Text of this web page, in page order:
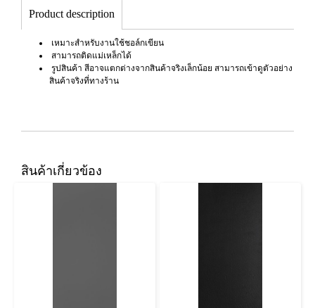
Product description
เหมาะสำหรับงานใช้ชอล์กเขียน
สามารถติดแม่เหล็กได้
รูปสินค้า สีอาจแตกต่างจากสินค้าจริงเล็กน้อย สามารถเข้าดูตัวอย่าง
สินค้าจริงที่ทางร้าน
สินค้าเกี่ยวข้อง